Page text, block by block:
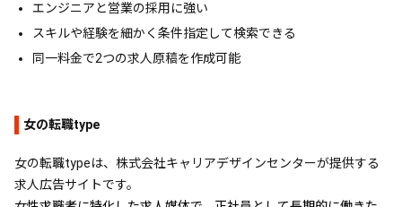
エンジニアと営業の採用に強い
スキルや経験を細かく条件指定して検索できる
同一料金で2つの求人原稿を作成可能
女の転職type
女の転職typeは、株式会社キャリアデザインセンターが提供する
求人広告サイトです。